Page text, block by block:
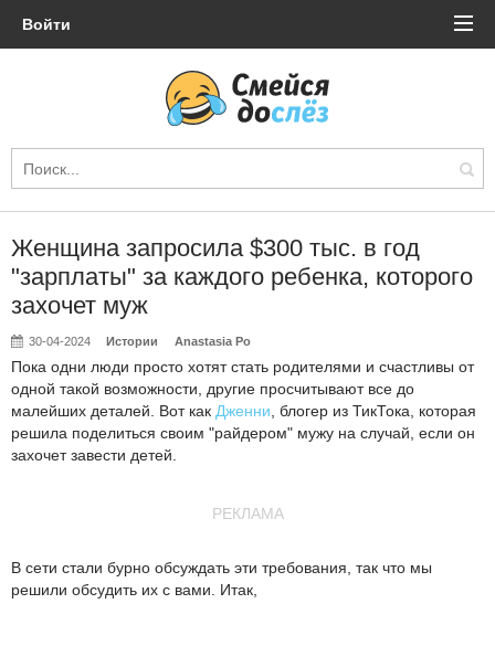
Войти
Женщина запросила $300 тыс. в год
"зарплаты" за каждого ребенка, которого
захочет муж
30-04-2024 Истории Anastasia Po
Пока одни люди просто хотят стать родителями и счастливы от
одной такой возможности, другие просчитывают все до
малейших деталей. Вот как Дженни , блогер из ТикТока, которая
решила поделиться своим "райдером" мужу на случай, если он
захочет завести детей.
РЕКЛАМА
В сети стали бурно обсуждать эти требования, так что мы
решили обсудить их с вами. Итак,